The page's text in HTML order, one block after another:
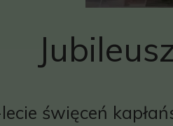
święceń